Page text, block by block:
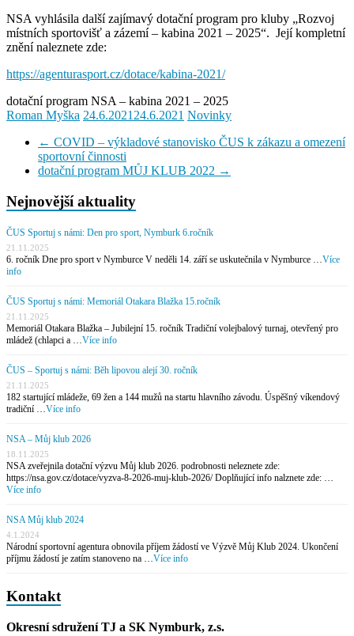
NSA vyhlásila další zajímavý dotační program pro kluby „Rozvoj
místních sportovišť a zázemí – kabina 2021 – 2025“. Její kompletní
znění naleznete zde:
https://agenturasport.cz/dotace/kabina-2021/
dotační program NSA – kabina 2021 – 2025
Roman Myška 24.6.2021 24.6.2021 Novinky
← COVID – výkladové stanovisko ČUS k zákazu a omezení
sportovní činnosti
dotační program MŮJ KLUB 2022 →
Nejnovější aktuality
ČUS Sportuj s námi: Den pro sport, Nymburk 6.ročník
21.11.2025
6. ročník Dne pro sport v Nymburce V neděli 14. září se uskutečnila v Nymburce … Více
info
ČUS Sportuj s námi: Memoriál Otakara Blažka 15.ročník
21.11.2025
Memoriál Otakara Blažka – Jubilejní 15. ročník Tradiční volejbalový turnaj, otevřený pro
mládež (chlapci a … Více info
ČUS – Sportuj s námi: Běh lipovou alejí 30. ročník
21.11.2025
182 startující mládeže, 69 žen a 144 mužů na startu hlavního závodu. Úspěšný víkendový
tradiční … Více info
NSA – Můj klub 2026
18.11.2025
NSA zveřejnila dotační výzvu Můj klub 2026. podrobnosti neleznete zde:
https://nsa.gov.cz/dotace/vyzva-8-2026-muj-klub-2026/ Doplňující info nalznete zde: …
Více info
NSA Můj klub 2024
4.1.2024
Národní sportovní agentura obnovila příjem žádostí ve Výzvě Můj Klub 2024. Ukončení
příjmu žádostí je zatím stanoveno na … Více info
Kontakt
Okresní sdružení TJ a SK Nymburk, z.s.